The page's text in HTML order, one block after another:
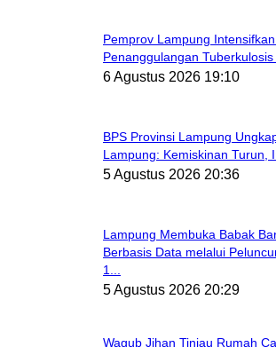
Pemprov Lampung
Penanggulangan
6 Agustus 2026 19:10
BPS Provinsi Lampung
Lampung: Kemiskinan Turun,
5 Agustus 2026 20:36
Lampung Membuka Babak
Berbasis Data melalui
1...
5 Agustus 2026 20:29
Wagub Jihan Tinjau Rumah